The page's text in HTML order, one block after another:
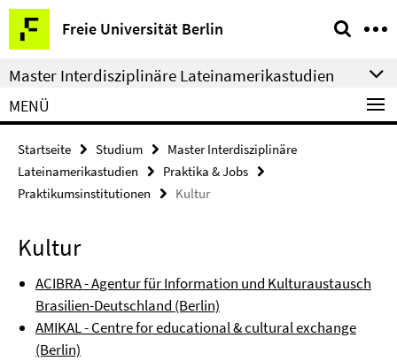
Springe
direkt
zu
Inhalt
Freie Universität Berlin
Service-
Navigation
Master Interdisziplinäre Lateinamerikastudien
MENÜ
Startseite Studium
Master Interdisziplinäre
Lateinamerikastudien
Praktika & Jobs
Praktikumsinstitutionen
Kultur
Kultur
ACIBRA - Agentur für Information und Kulturaustausch
Brasilien-Deutschland (Berlin)
AMIKAL - Centre for educational & cultural exchange
(Berlin)